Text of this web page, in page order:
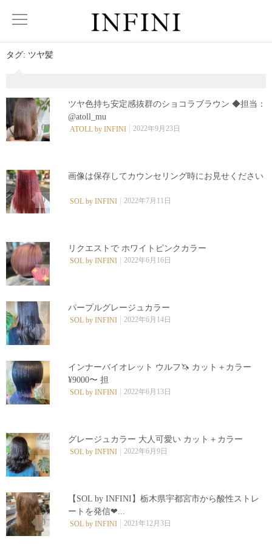
タグ: ツヤ髪
0
ツヤ色持ち安定感抜群のショコラブラウン ◆担当：
@atoll_mu
ATOLL by INFINI 2022年9月23日
0
画像は保存してカウンセリング時にお見せください︎ ⁡
SOL by INFINI 2022年7月11日
0
リクエストで ホワイトピンクカラー
SOL by INFINI 2022年6月16日
0
パープルグレージュカラー
SOL by INFINI 2022年6月14日
0
インナーバイオレット ウルフ🦄 カット＋カラー
¥9000〜 担
SOL by INFINI 2022年6月13日
0
グレージュカラー 大人可愛い️ カット＋カラー
SOL by INFINI 2022年6月9日
0
【SOL by INFINI】栃木県宇都宮市から酸性ストレ
ートを発信❤︎...
SOL by INFINI 2021年12月3日